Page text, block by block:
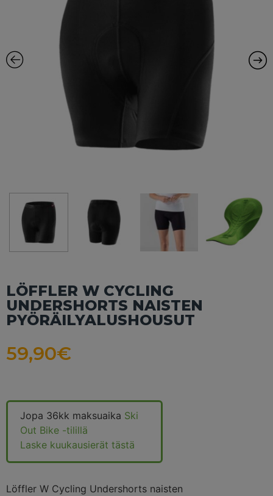
LÖFFLER W CYCLING
UNDERSHORTS NAISTEN
PYÖRÄILYALUSHOUSUT
59,90€
Jopa 36kk maksuaika Ski
Out Bike -tilillä
Laske kuukausierät tästä
Löffler W Cycling Undershorts naisten